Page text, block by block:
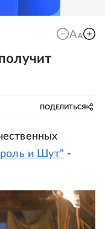
ПОДЕЛИТЬСЯ
и Шут" -